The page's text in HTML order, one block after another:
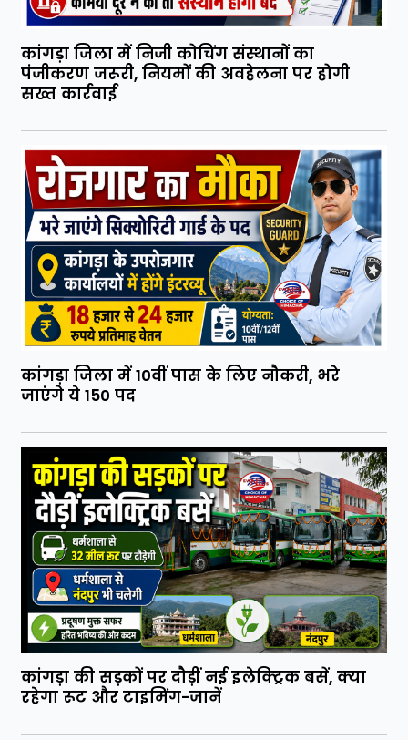
कांगड़ा जिला में निजी कोचिंग संस्थानों का
पंजीकरण जरूरी, नियमों की अवहेलना पर होगी
सख्त कार्रवाई
कांगड़ा जिला में 10वीं पास के लिए नौकरी, भरे
जाएंगे ये 150 पद
कांगड़ा की सड़कों पर दौड़ीं नई इलेक्ट्रिक बसें, क्या
रहेगा रूट और टाइमिंग-जानें